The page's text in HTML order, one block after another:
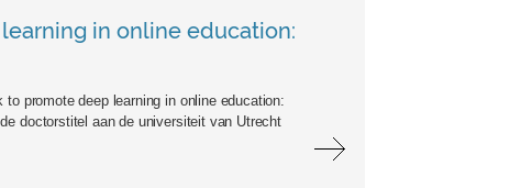
in online education:
promote deep learning in online education:
doctorstitel aan de universiteit van Utrecht